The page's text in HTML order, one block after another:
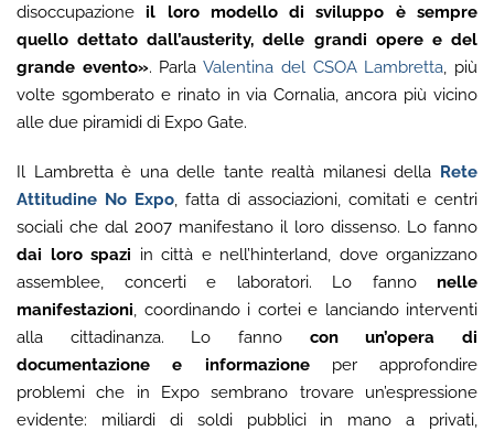
disoccupazione il loro modello di sviluppo è sempre
quello dettato dall’austerity, delle grandi opere e del
grande evento». ParlaValentina del CSOA Lambretta, più
volte sgomberato e rinato in via Cornalia, ancora più vicino
alle due piramidi di Expo Gate.
Il Lambretta è una delle tante realtà milanesi della Rete
Attitudine No Expo, fatta di associazioni, comitati e centri
sociali che dal 2007 manifestano il loro dissenso. Lo fanno
dai loro spazi in città e nell’hinterland, dove organizzano
assemblee, concerti e laboratori. Lo fanno nelle
manifestazioni, coordinando i cortei e lanciando interventi
alla cittadinanza. Lo fanno con
un’opera di
documentazione e informazioneper approfondire
problemi che in Expo sembrano trovare un’espressione
evidente: miliardi di soldi pubblici in mano a privati,